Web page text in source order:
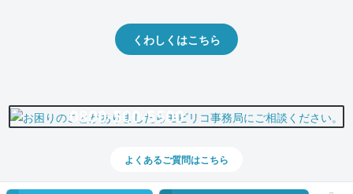
くわしくはこちら
0800-500-5500
よくあるご質問はこちら